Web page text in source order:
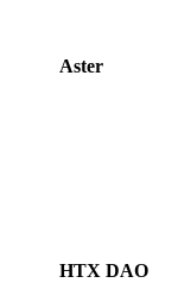
Aster
HTX DAO